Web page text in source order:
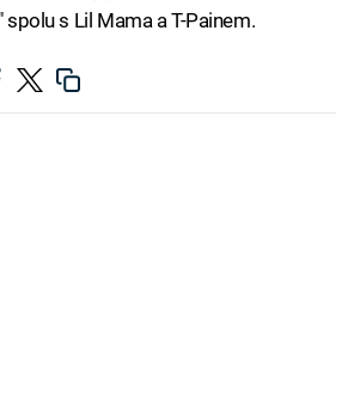
spolu s Lil Mama a T-Painem.